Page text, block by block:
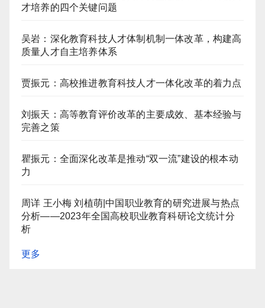
才培养的四个关键问题
吴岩：深化教育科技人才体制机制一体改革，构建高
质量人才自主培养体系
贾振元：高校推进教育科技人才一体化改革的着力点
刘振天：高等教育评价改革的主要成效、基本经验与
完善之策
瞿振元：全面深化改革是推动“双一流”建设的根本动
力
周详 王小梅 刘植萌|中国职业教育的研究进展与热点
分析——2023年全国高校职业教育科研论文统计分
析
更多